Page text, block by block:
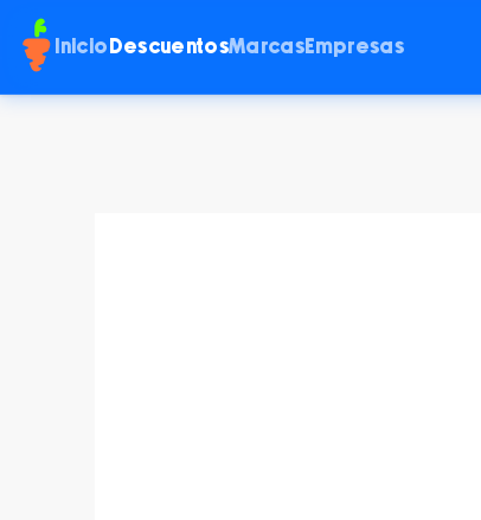
Inicio DescuentosMarcasEmpresas